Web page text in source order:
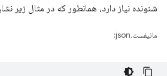
شنونده نیاز دارد، همانطور که در مثال زیر
مانیفست.json: